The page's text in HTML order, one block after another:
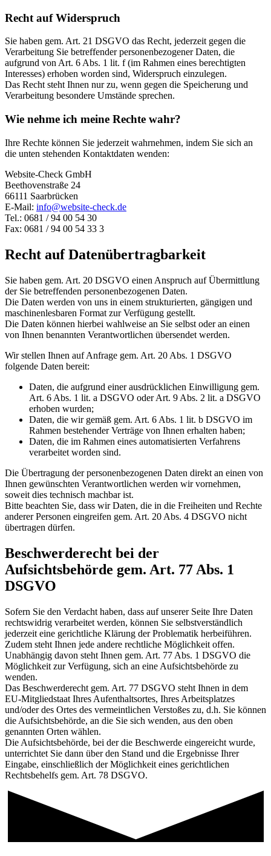
Recht auf Widerspruch
Sie haben gem. Art. 21 DSGVO das Recht, jederzeit gegen die
Verarbeitung Sie betreffender personenbezogener Daten, die
aufgrund von Art. 6 Abs. 1 lit. f (im Rahmen eines berechtigten
Interesses) erhoben worden sind, Widerspruch einzulegen.
Das Recht steht Ihnen nur zu, wenn gegen die Speicherung und
Verarbeitung besondere Umstände sprechen.
Wie nehme ich meine Rechte wahr?
Ihre Rechte können Sie jederzeit wahrnehmen, indem Sie sich an
die unten stehenden Kontaktdaten wenden:
Website-Check GmbH
Beethovenstraße 24
66111 Saarbrücken
E-Mail: info@website-check.de
Tel.: 0681 / 94 00 54 30
Fax: 0681 / 94 00 54 33 3
Recht auf Datenübertragbarkeit
Sie haben gem. Art. 20 DSGVO einen Anspruch auf Übermittlung
der Sie betreffenden personenbezogenen Daten.
Die Daten werden von uns in einem strukturierten, gängigen und
maschinenlesbaren Format zur Verfügung gestellt.
Die Daten können hierbei wahlweise an Sie selbst oder an einen
von Ihnen benannten Verantwortlichen übersendet werden.
Wir stellen Ihnen auf Anfrage gem. Art. 20 Abs. 1 DSGVO
folgende Daten bereit:
Daten, die aufgrund einer ausdrücklichen Einwilligung gem.
Art. 6 Abs. 1 lit. a DSGVO oder Art. 9 Abs. 2 lit. a DSGVO
erhoben wurden;
Daten, die wir gemäß gem. Art. 6 Abs. 1 lit. b DSGVO im
Rahmen bestehender Verträge von Ihnen erhalten haben;
Daten, die im Rahmen eines automatisierten Verfahrens
verarbeitet worden sind.
Die Übertragung der personenbezogenen Daten direkt an einen von
Ihnen gewünschten Verantwortlichen werden wir vornehmen,
soweit dies technisch machbar ist.
Bitte beachten Sie, dass wir Daten, die in die Freiheiten und Rechte
anderer Personen eingreifen gem. Art. 20 Abs. 4 DSGVO nicht
übertragen dürfen.
Beschwerderecht bei der
Aufsichtsbehörde gem. Art. 77 Abs. 1
DSGVO
Sofern Sie den Verdacht haben, dass auf unserer Seite Ihre Daten
rechtswidrig verarbeitet werden, können Sie selbstverständlich
jederzeit eine gerichtliche Klärung der Problematik herbeiführen.
Zudem steht Ihnen jede andere rechtliche Möglichkeit offen.
Unabhängig davon steht Ihnen gem. Art. 77 Abs. 1 DSGVO die
Möglichkeit zur Verfügung, sich an eine Aufsichtsbehörde zu
wenden.
Das Beschwerderecht gem. Art. 77 DSGVO steht Ihnen in dem
EU-Mitgliedstaat Ihres Aufenthaltsortes, Ihres Arbeitsplatzes
und/oder des Ortes des vermeintlichen Verstoßes zu, d.h. Sie können
die Aufsichtsbehörde, an die Sie sich wenden, aus den oben
genannten Orten wählen.
Die Aufsichtsbehörde, bei der die Beschwerde eingereicht wurde,
unterrichtet Sie dann über den Stand und die Ergebnisse Ihrer
Eingabe, einschließlich der Möglichkeit eines gerichtlichen
Rechtsbehelfs gem. Art. 78 DSGVO.